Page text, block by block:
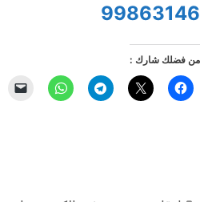
99863146
من فضلك شارك :